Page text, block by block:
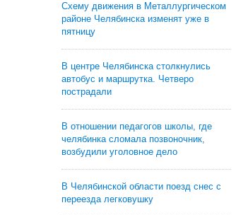
Схему движения в Металлургическом
районе Челябинска изменят уже в
пятницу
В центре Челябинска столкнулись
автобус и маршрутка. Четверо
пострадали
В отношении педагогов школы, где
челябинка сломала позвоночник,
возбудили уголовное дело
В Челябинской области поезд снес с
переезда легковушку